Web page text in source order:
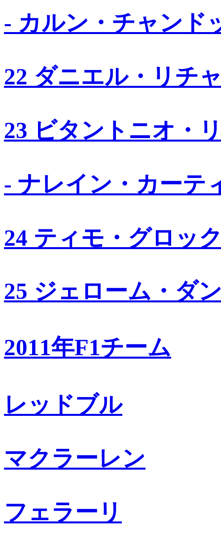
- カルン・チャンド
22 ダニエル・リチ
23 ビタントニオ・
- ナレイン・カーテ
24 ティモ・グロッ
25 ジェローム・ダ
2011年F1チーム
レッドブル
マクラーレン
フェラーリ